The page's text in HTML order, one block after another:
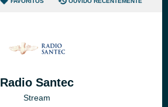
Radio Santec
Stream